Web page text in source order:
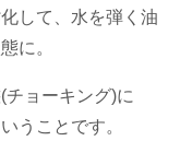
して、水を弾く油
に。
(チョーキング)に
うことです。